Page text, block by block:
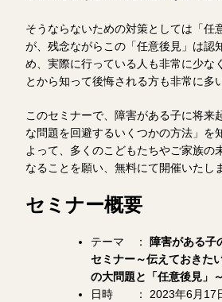
そうならないための対策としては「任
が、残念ながらこの「任意後見」は認
め、実際に行っている人も非常に少な
とから知って後悔される方も非常に多
このセミナーで、障害がある子に将来
な問題を回避するいくつかの方法」を
よって、多くのこどもたちやご家族の
なることを願い、無料にて開催いたし
セミナー概要
テーマ ：
障害がある子
セミナー～伝えておきた
の大問題と「任意後見」～
日時 ： 2023年6月17